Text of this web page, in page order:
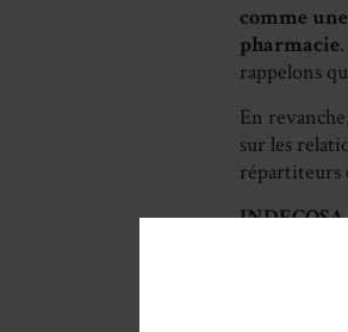
comme
pharmacie
rappelons
En revanche,
sur les
répartiteurs